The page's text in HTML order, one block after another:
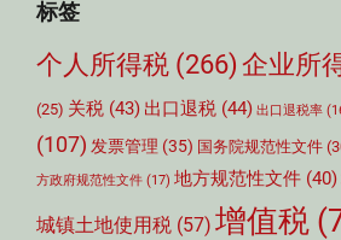
标签
个人所得税 (266) 企业所
(25) 关税 (43) 出口退税 (44) 出口退税率
(107) 发票管理 (35) 国务院规范性文件
方政府规范性文件 (17) 地方规范性文件 (40)
城镇土地使用税 (57) 增值税